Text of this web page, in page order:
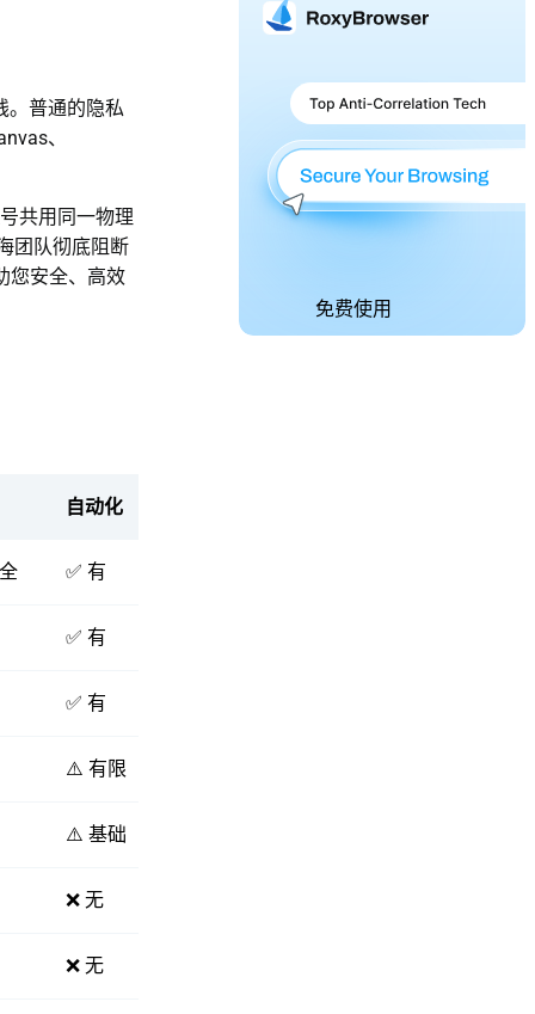
。普通的隐私
、
共用同一物理
团队彻底阻断
您安全、高效
自动化
✅ 有
✅ 有
✅ 有
⚠️ 有限
⚠️ 基础
❌ 无
❌ 无
免费使用